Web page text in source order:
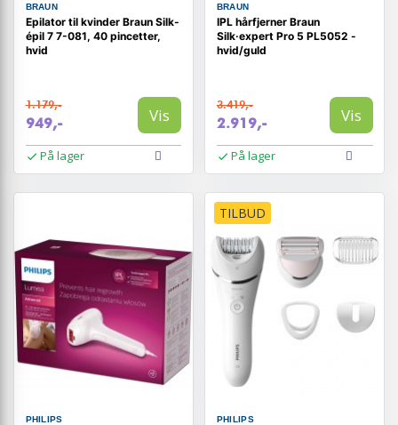
BRAUN
Epilator til kvinder Braun Silk-
épil 7 7-081, 40 pincetter,
hvid
1.179,-
949,- Vis
På lager
BRAUN
IPL hårfjerner Braun
Silk·expert Pro 5 PL5052 -
hvid/guld
3.419,-
2.919,- Vis
På lager
PHILIPS
TILBUD
PHILIPS